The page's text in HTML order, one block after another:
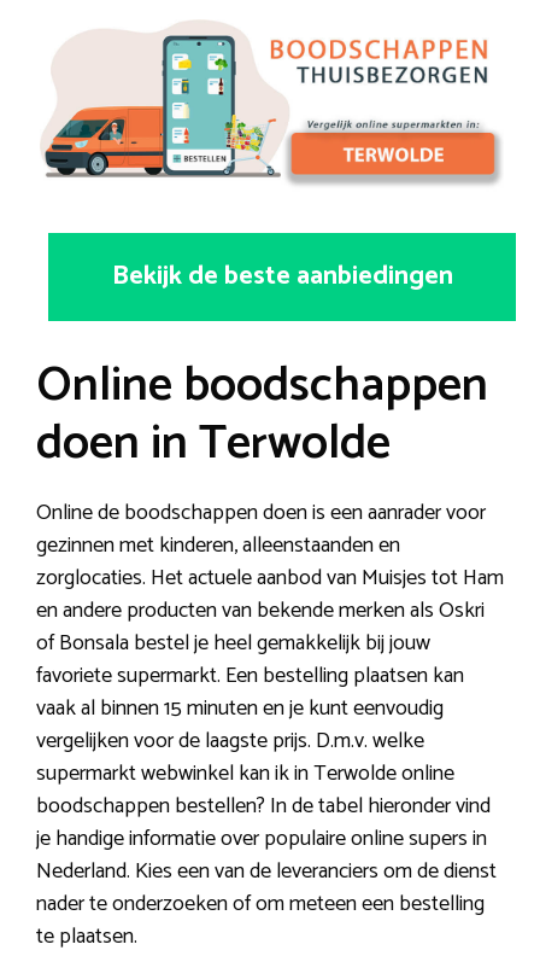
Bekijk de beste aanbiedingen
Online boodschappen
doen in Terwolde
Online de boodschappen doen is een aanrader voor
gezinnen met kinderen, alleenstaanden en
zorglocaties. Het actuele aanbod van Muisjes tot Ham
en andere producten van bekende merken als Oskri
of Bonsala bestel je heel gemakkelijk bij jouw
favoriete supermarkt. Een bestelling plaatsen kan
vaak al binnen 15 minuten en je kunt eenvoudig
vergelijken voor de laagste prijs. D.m.v. welke
supermarkt webwinkel kan ik in Terwolde online
boodschappen bestellen? In de tabel hieronder vind
je handige informatie over populaire online supers in
Nederland. Kies een van de leveranciers om de dienst
nader te onderzoeken of om meteen een bestelling
te plaatsen.